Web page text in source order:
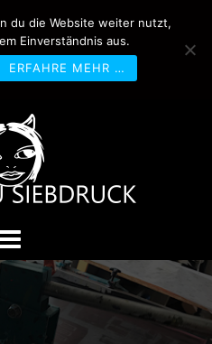
drucken@lichtblau-
1 - 5 60314
du die Website weiter nutzt,
Einverständnis aus.
ERFAHRE MEHR …